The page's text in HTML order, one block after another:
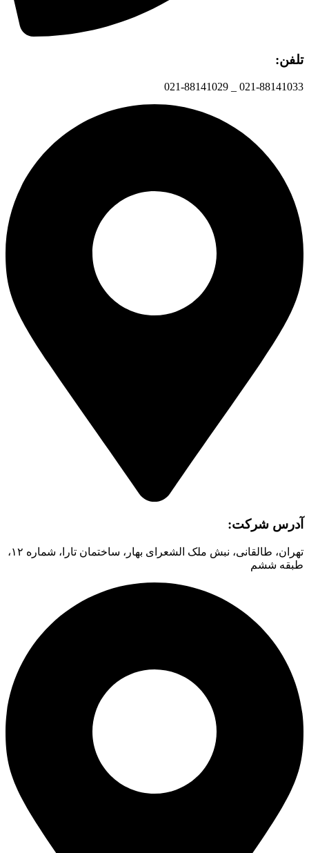
تلفن:
021-88141033 _ 021-88141029
آدرس شرکت:
تهران، طالقانی، نبش ملک الشعرای بهار، ساختمان تارا، شماره ۱۲،
طبقه ششم